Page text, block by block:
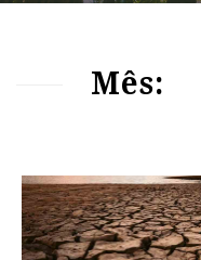
Mês: